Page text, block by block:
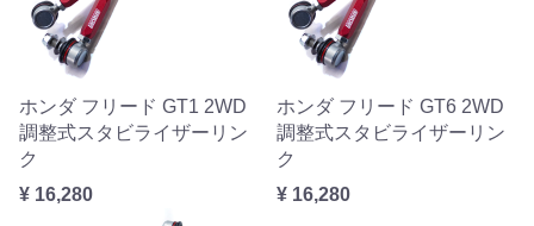
ホンダ フリード GT1 2WD
調整式スタビライザーリン
ク
¥ 16,280
ホンダ フリード GT6 2WD
調整式スタビライザーリン
ク
¥ 16,280